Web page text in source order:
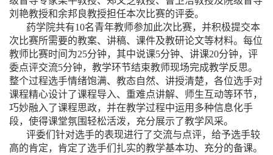
刘艳教授和余邦良教授担任本次比赛的评委。
药学院共有10名青年教师参加此次比赛，并积极提交本
次比赛所需要的教案、讲稿、课件及教研论文等材料。每位
教师比赛时间为25分钟，其中说课5分钟、讲课20分钟，评
委点评交流5分钟，教学环节结束教师现场完成教学反思。
整个过程选手情绪饱满、教态自然、讲授清楚，各位选手对
课程精心设计了课程导入、重难点讲解、师生互动等环节，
巧妙融入了课程思政，并在教学过程中运用多种信息化手
段，使得课堂氛围轻松活泼，充分展示了教学风采。
评委们针对选手的表现进行了交流与点评，给予选手较
高的肯定，肯定了选手们扎实的教学基本功、充分的备课。